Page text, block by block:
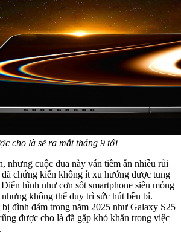
cho là sẽ ra mắt tháng 9 tới
nhưng cuộc đua này vẫn tiềm ẩn nhiều rủi
chứng kiến không ít xu hướng được tung
hình như cơn sốt smartphone siêu mỏng
không thể duy trì sức hút bền bỉ.
đình đám trong năm 2025 như Galaxy S25
được cho là đã gặp khó khăn trong việc